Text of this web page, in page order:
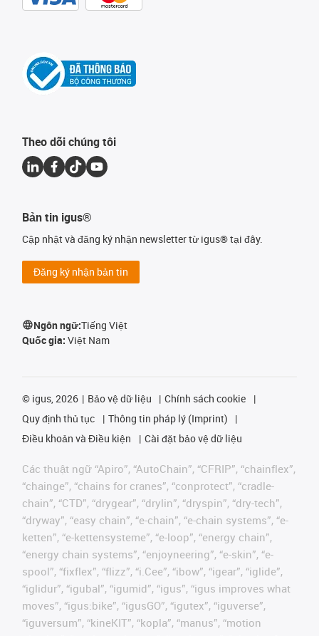
Theo dõi chúng tôi
Bản tin igus®
Cập nhật và đăng ký nhận newsletter từ igus® tại đây.
Đăng ký nhận bản tin
Ngôn ngữ:Tiếng Việt
Quốc gia: Việt Nam
© igus, 2026 Bảo vệ dữ liệu
Chính sách cookie
Quy định thủ tục
Thông tin pháp lý (Imprint)
Điều khoản và Điều kiện
Cài đặt bảo vệ dữ liệu
Các thuật ngữ “Apiro”, “AutoChain”, “CFRIP”, “chainflex”,
“chainge”, “chains for cranes”, “conprotect”, “cradle-
chain”, “CTD”, “drygear”, “drylin”, “dryspin”, “dry-tech”,
“dryway”, “easy chain”, “e-chain”, “e-chain systems”, “e-
ketten”, “e-kettensysteme”, “e-loop”, “energy chain”,
“energy chain systems”, “enjoyneering”, “e-skin”, “e-
spool”, “fixflex”, “flizz”, “i.Cee”, “ibow”, “igear”, “iglide”,
“iglidur”, “igubal”, “igumid”, “igus”, “igus improves what
moves”, “igus:bike”, “igusGO”, “igutex”, “iguverse”,
“iguversum”, “kineKIT”, “kopla”, “manus”, “motion